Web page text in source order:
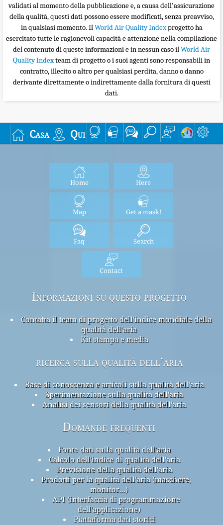
validati al momento della pubblicazione e, a causa dell'assicurazione
della qualità, questi dati possono essere modificati, senza preavviso,
in qualsiasi momento. IlWorld Air Quality Indexprogetto ha
esercitato tutte le ragionevoli capacità e attenzione nella compilazione
del contenuto di queste informazioni e in nessun caso ilWorld Air
Quality Indexteam di progetto o i suoi agenti sono responsabili in
contratto, illecito o altro per qualsiasi perdita, danno o danno
derivante direttamente o indirettamente dalla fornitura di questi
dati.
Casa Qui
Home Here
Map Get a mask!
Faq Search
Contact
Informazioni su questo progetto
Contatta il team di progetto dell'indice mondiale della
qualità dell'aria
Kit stampa e media
ricerca sulla qualità dell’aria
Base di conoscenza e articoli sulla qualità dell'aria
Sperimentazione sulla qualità dell'aria
Analisi dei sensori della qualità dell'aria
Domande frequenti
Fonte dati sulla qualità dell'aria
Calcolo dell'indice di qualità dell'aria
Previsione della qualità dell'aria
Prodotti per la qualità dell'aria (maschere,
monitor...)
API (interfaccia di programmazione
dell'applicazione)
Piattaforma dati storici